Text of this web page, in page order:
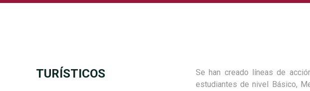
Se han creado líneas de
estudiantes de nivel Básico,
TURÍSTICOS